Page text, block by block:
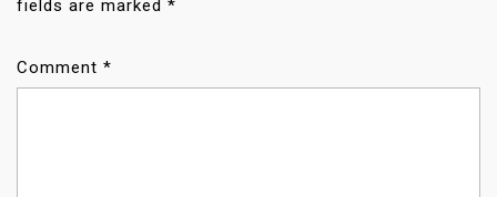
fields are marked *
Comment *